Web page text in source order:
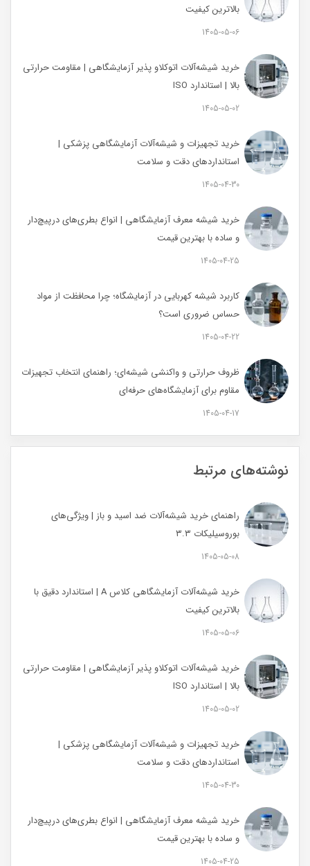
بالاترین کیفیت
1405-05-06
خرید شیشه‌آلات اتوکلاو پذیر آزمایشگاهی | مقاومت حرارتی
بالا | استاندارد ISO
1405-05-02
خرید تجهیزات و شیشه‌آلات آزمایشگاهی پزشکی |
استانداردهای دقت و سلامت
1405-04-30
خرید شیشه معرف آزمایشگاهی | انواع بطری‌های در‌پیچ‌دار
و ساده با بهترین قیمت
1405-04-25
کاربرد شیشه کهربایی در آزمایشگاه؛ چرا محافظت از مواد
حساس ضروری است؟
1405-04-22
ظروف حرارتی و واکنشی شیشه‌ای؛ راهنمای انتخاب تجهیزات
مقاوم برای آزمایشگاه‌های حرفه‌ای
1405-04-17
نوشته‌های مرتبط
راهنمای خرید شیشه‌آلات ضد اسید و باز | ویژگی‌های
بوروسیلیکات ۳.۳
1405-05-08
خرید شیشه‌آلات آزمایشگاهی کلاس A | استاندارد دقیق با
بالاترین کیفیت
1405-05-06
خرید شیشه‌آلات اتوکلاو پذیر آزمایشگاهی | مقاومت حرارتی
بالا | استاندارد ISO
1405-05-02
خرید تجهیزات و شیشه‌آلات آزمایشگاهی پزشکی |
استانداردهای دقت و سلامت
1405-04-30
خرید شیشه معرف آزمایشگاهی | انواع بطری‌های در‌پیچ‌دار
و ساده با بهترین قیمت
1405-04-25